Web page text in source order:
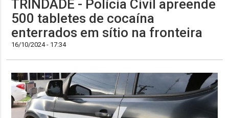
TRINDADE - Polícia Civil apreende
500 tabletes de cocaína
enterrados em sítio na fronteira
16/10/2024 - 17:34